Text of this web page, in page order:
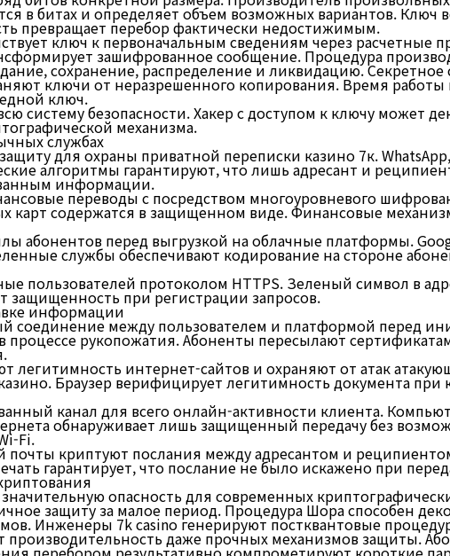
в битах и определяет объем возможных вариантов.
превращает перебор фактически недостижимым.
ключ к первоначальным сведениям через
зашифрованное сообщение. Процедура
сохранение, распределение и ликвидацию. Секретное
ключи от неразрешенного копирования. Время
ключ.
систему безопасности. Хакер с доступом к ключу может
механизма.
службах
для охраны приватной переписки казино 7к.
алгоритмы гарантируют, что лишь адресант и
информации.
переводы с посредством многоуровневого
карт содержатся в защищенном виде. Финансовые
абонентов перед выгрузкой на облачные платформы.
службы обеспечивают кодирование на стороне
пользователей протоколом HTTPS. Зеленый символ в
защищенность при регистрации запросов.
информации
соединение между пользователем и платформой перед
процессе рукопожатия. Абоненты пересылают
легитимность интернет-сайтов и охраняют от атак
Браузер верифицирует легитимность документа
канал для всего онлайн-активности клиента.
обнаруживает лишь защищенный передачу без
Fi.
криптуют послания между адресантом и
гарантирует, что послание не было искажено при
опасность для современных
защиту за малое период. Процедура Шора способен
Инженеры 7k casino генерируют постквантовые
даже прочных механизмов защиты.